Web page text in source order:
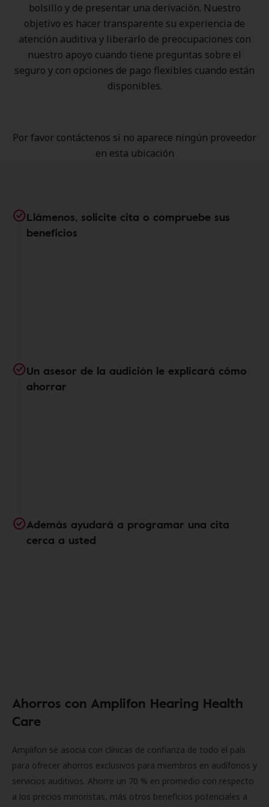
bolsillo y de presentar una derivación. Nuestro
objetivo es hacer transparente su experiencia de
atención auditiva y liberarlo de preocupaciones con
nuestro apoyo cuando tiene preguntas sobre el
seguro y con opciones de pago flexibles cuando están
disponibles.
Por favor contáctenos si no aparece ningún proveedor
en esta ubicación
Llámenos, solicite cita o compruebe sus
beneficios
Un asesor de la audición le explicará cómo
ahorrar
Además ayudará a programar una cita
cerca a usted
Ahorros con Amplifon Hearing Health
Care
Amplifon se asocia con clínicas de confianza de todo el país
para ofrecer ahorros exclusivos para miembros en audífonos y
servicios auditivos. Ahorre un 70 % en promedio con respecto
a los precios minoristas, más otros beneficios potenciales a